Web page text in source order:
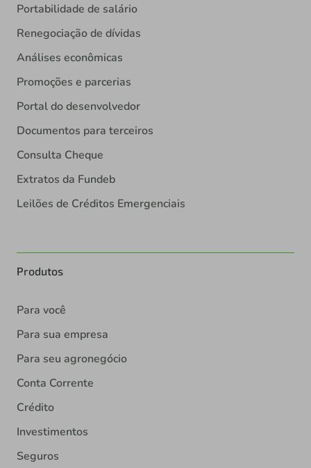
Portabilidade de salário
Renegociação de dívidas
Análises econômicas
Promoções e parcerias
Portal do desenvolvedor
Documentos para terceiros
Consulta Cheque
Extratos da Fundeb
Leilões de Créditos Emergenciais
Produtos
Para você
Para sua empresa
Para seu agronegócio
Conta Corrente
Crédito
Investimentos
Seguros